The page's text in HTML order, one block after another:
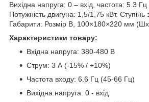
Вихідна напруга: 0 – вхід, частота: 5.3
Потужність двигуна: 1,5/1,75 кВт. Ступінь
Габарити: Розмір B, 100×180×220 мм
Характеристики товару:
Вхідна напруга: 380-480 В
Струм: 3 А (-15% / +10%)
Частота входу: 6.6 Гц (45-66 Гц)
Вихідна напруга: 0 - вхід